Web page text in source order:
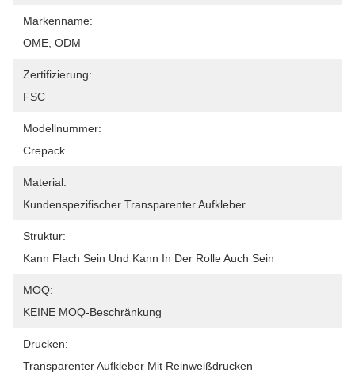
Markenname:
OME, ODM
Zertifizierung:
FSC
Modellnummer:
Crepack
Material:
Kundenspezifischer Transparenter Aufkleber
Struktur:
Kann Flach Sein Und Kann In Der Rolle Auch Sein
MOQ:
KEINE MOQ-Beschränkung
Drucken:
Transparenter Aufkleber Mit Reinweißdrucken